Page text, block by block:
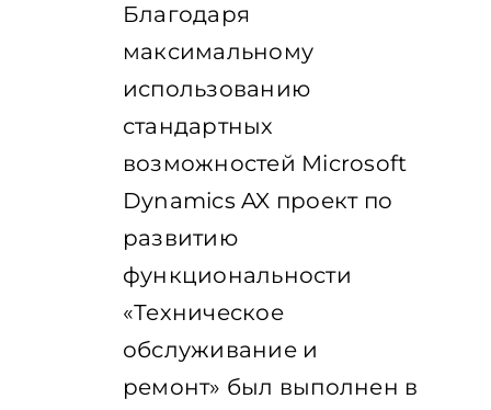
Благодаря
максимальному
использованию
стандартных
возможностей Microsoft
Dynamics AX проект по
развитию
функциональности
«Техническое
обслуживание и
ремонт» был выполнен в